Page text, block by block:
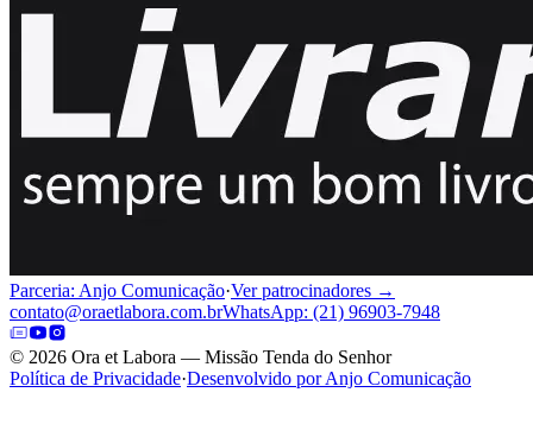
Parceria: Anjo Comunicação·Ver patrocinadores →
contato@oraetlabora.com.brWhatsApp: (21) 96903-7948
© 2026 Ora et Labora — Missão Tenda do Senhor
Política de Privacidade·Desenvolvido por Anjo Comunicação